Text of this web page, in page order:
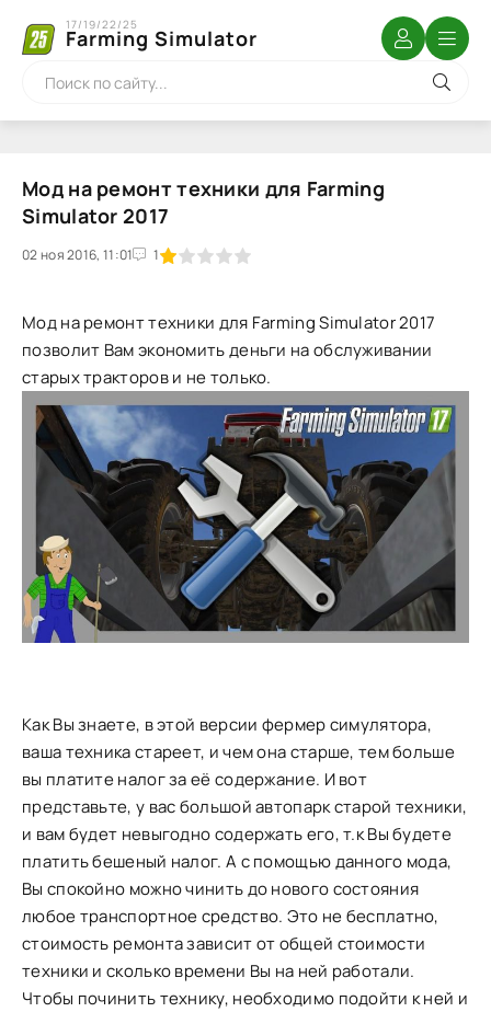
Farming Simulator
17/19/22/25
Мод на ремонт техники для Farming
Simulator 2017
02 ноя 2016, 11:01 1
1 2 3 4 5
Мод на ремонт техники для Farming Simulator 2017
позволит Вам экономить деньги на обслуживании
старых тракторов и не только.
Как Вы знаете, в этой версии фермер симулятора,
ваша техника стареет, и чем она старше, тем больше
вы платите налог за её содержание. И вот
представьте, у вас большой автопарк старой техники,
и вам будет невыгодно содержать его, т.к Вы будете
платить бешеный налог. А с помощью данного мода,
Вы спокойно можно чинить до нового состояния
любое транспортное средство. Это не бесплатно,
стоимость ремонта зависит от общей стоимости
техники и сколько времени Вы на ней работали.
Чтобы починить технику, необходимо подойти к ней и